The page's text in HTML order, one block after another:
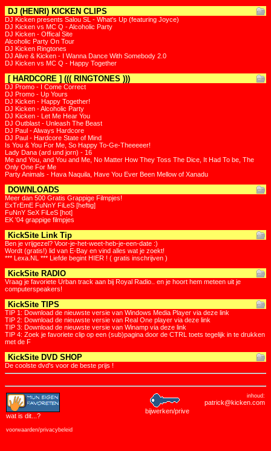
DJ (HENRI) KICKEN CLIPS
DJ Kicken presents Salou SL - What's Up (featuring Joyce)
DJ Kicken vs MC Q - Alcoholic Party
DJ Kicken - Offical Site
Alcoholic Party On Tour
DJ Kicken Ringtones
DJ Alive & Kicken - I Wanna Dance With Somebody 2.0
DJ Kicken vs MC Q - Happy Together
[ HARDCORE ] ((( RINGTONES )))
DJ Promo - I Come Correct
DJ Promo - Up Yours
DJ Kicken - Happy Together!
DJ Kicken - Alcoholic Party
DJ Kicken - Let Me Hear You
DJ Outblast - Unleash The Beast
DJ Paul - Always Hardcore
DJ Paul - Hardcore State of Mind
Is You & You For Me, So Happy To-Ge-Theeeeer!
Lady Dana (ard und jorn) - 16
Me and You, and You and Me, No Matter How They Toss The Dice, It Had To be, The
Only One For Me
Party Animals - Hava Naquila, Have You Ever Been Mellow of Xanadu
DOWNLOADS
Meer dan 500 Gratis Grappige Filmpjes!
ExTrEmE FuNnY FiLeS [heftig]
FuNnY SeX FiLeS [hot]
EK '04 grappige filmpjes
KickSite Link Tip
Ben je vrijgezel? Voor-je-het-weet-heb-je-een-date :)
Wordt (gratis!) lid van E-Bay en vind alles wat je zoekt!
*** Lexa.NL *** Liefde begint HIER ! ( gratis inschrijven )
KickSite RADIO
Vraag je favoriete Urban track aan bij Royal Radio.. en je hoort hem meteen uit je
computerspeakers!
KickSite TIPS
TIP 1: Download de nieuwste versie van Windows Media Player via deze link
TIP 2: Download de nieuwste versie van Real One player via deze link
TIP 3: Download de nieuwste versie van Winamp via deze link
TIP 4: Zoek je favoriete clip op een (sub)pagina door de CTRL toets tegelijk in te drukken
met de F
KickSite DVD SHOP
De coolste dvd's voor de beste prijs !
wat is dit ...?
voorwaarden/privacybeleid
bijwerken/prive
inhoud:
patrick@kicken.com